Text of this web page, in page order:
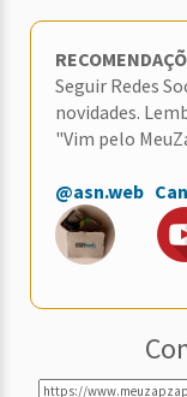
Seguir Redes
novidades.
"Vim pelo
@asn.web